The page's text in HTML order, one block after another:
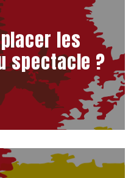
les
spectacle ?